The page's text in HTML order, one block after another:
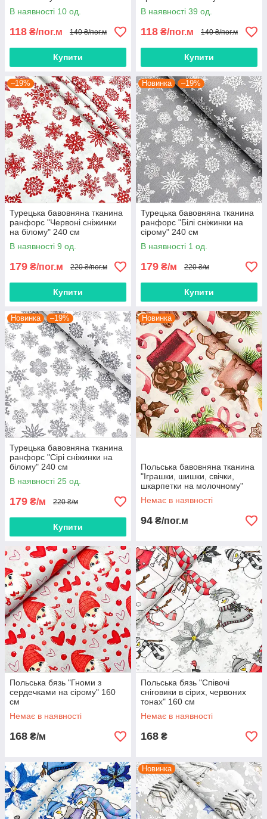
В наявності 10 од.
118 ₴/пог.м 140 ₴/пог.м
Купити
В наявності 39 од.
118 ₴/пог.м 140 ₴/пог.м
Купити
–19%
Турецька бавовняна тканина
ранфорс "Червоні сніжинки
на білому" 240 см
В наявності 9 од.
179 ₴/пог.м 220 ₴/пог.м
Купити
Новинка –19%
Турецька бавовняна тканина
ранфорс "Білі сніжинки на
сірому" 240 см
В наявності 1 од.
179 ₴/м 220 ₴/м
Купити
Новинка –19%
Турецька бавовняна тканина
ранфорс "Сірі сніжинки на
білому" 240 см
В наявності 25 од.
179 ₴/м 220 ₴/м
Купити
Новинка
Польська бавовняна тканина
"Іграшки, шишки, свічки,
шкарпетки на молочному"
Немає в наявності
94 ₴/пог.м
Польська бязь "Гноми з
сердечками на сірому" 160
см
Немає в наявності
168 ₴/м
Польська бязь "Співочі
сніговики в сірих, червоних
тонах" 160 см
Немає в наявності
168 ₴
Новинка